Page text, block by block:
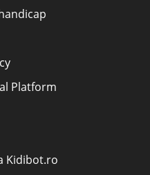
Platform
Kidibot.ro